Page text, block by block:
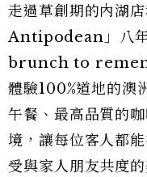
走過草創期的內湖
Antipodean」八
brunch to
體驗100%道地的澳
午餐、最高品質的
境，讓每位客人都
受與家人朋友共度